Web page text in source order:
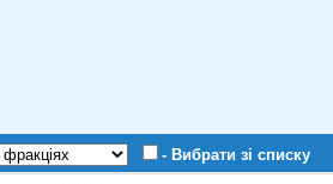
- Вибрати зі списку